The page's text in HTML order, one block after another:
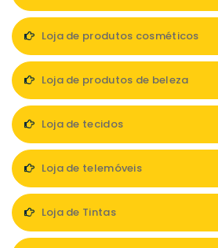
Loja de produtos cosméticos
Loja de produtos de beleza
Loja de tecidos
Loja de telemóveis
Loja de Tintas